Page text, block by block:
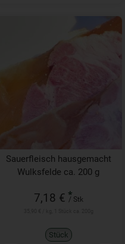
Sauerfleisch hausgemacht
Wulksfelde ca. 200 g
7,18 € *
/ Stk
Stück